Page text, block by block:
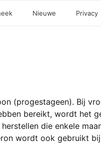
Nieuwe Privacy
(progestageen). Bij
bereikt, wordt het
die enkele
wordt ook gebruikt bij